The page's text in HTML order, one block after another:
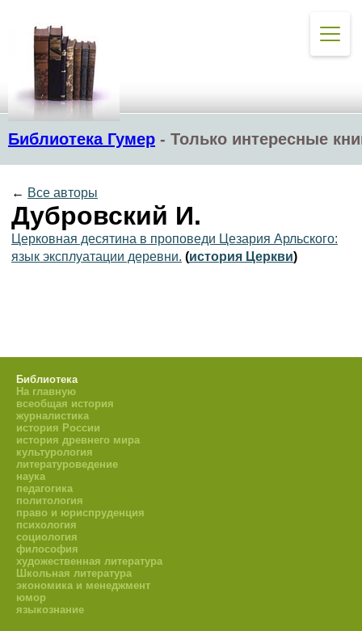
Библиотека Гумер - Только интересные
← Все авторы
Дубровский И.
Церковная десятина в проповеди Цезария Арльского:
язык эксплуатации деревни. (история Церкви)
Библиотека
На главную
всеобщая история
журналистика
история России
история древнего мира
культурология
литературоведение
наука
педагогика
политология
право и юриспруденция
психология
социология
философия
художественная литература
Школьная литература
экономика и менеджмент
юмор
языкознание